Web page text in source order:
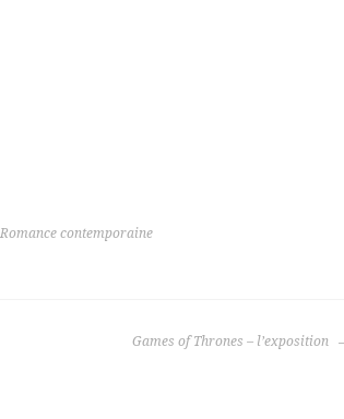
Romance contemporaine
Games of Thrones – l’exposition